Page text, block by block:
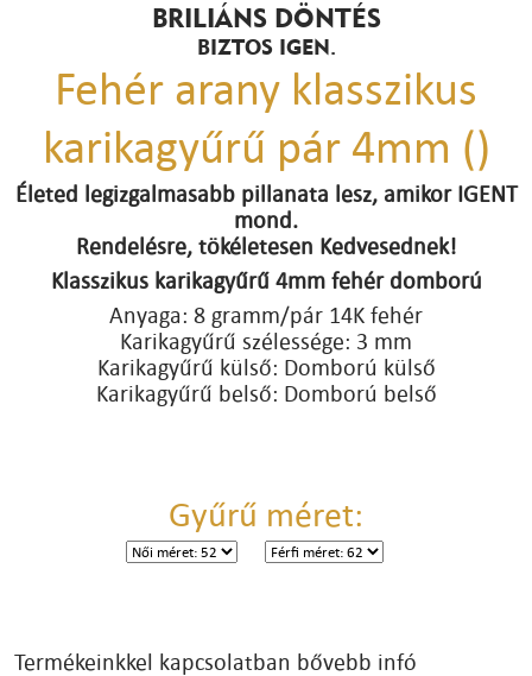
BRILIÁNS DÖNTÉS
BIZTOS IGEN.
Fehér arany klasszikus
karikagyűrű pár 4mm ()
Életed legizgalmasabb pillanata lesz, amikor IGENT
mond.
Rendelésre, tökéletesen Kedvesednek!
Klasszikus karikagyűrű 4mm fehér domború
Anyaga: 8 gramm/pár 14K fehér
Karikagyűrű szélessége: 3 mm
Karikagyűrű külső: Domború külső
Karikagyűrű belső: Domború belső
Gyűrű méret:
Termékeinkkel kapcsolatban bővebb infó